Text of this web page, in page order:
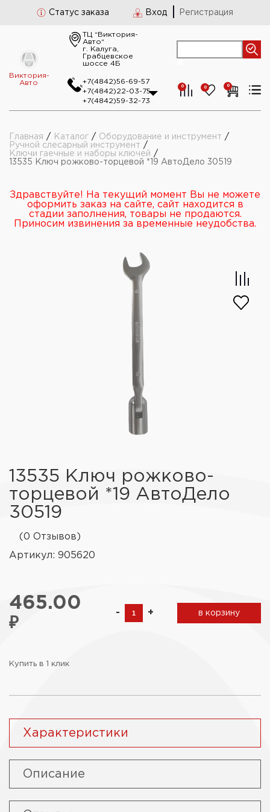
Статус заказа Вход Регистрация
Виктория-
Авто
ТЦ “Виктория-
Авто“
г. Калуга,
Грабцевское
шоссе 4Б
+7(4842)56-69-57
+7(4842)22-03-75
+7(4842)59-32-73
0 0 0
Главная / Каталог / Оборудование и инструмент /
Ручной слесарный инструмент /
Ключи гаечные и наборы ключей /
13535 Ключ рожково-торцевой *19 АвтоДело 30519
Здравствуйте! На текущий момент Вы не можете
оформить заказ на сайте, сайт находится в
стадии заполнения, товары не продаются.
Приносим извинения за временные неудобства.
13535 Ключ рожково-
торцевой *19 АвтоДело
30519
(0 Отзывов)
Артикул: 905620
465.00
₽
- + в корзину
Купить в 1 клик
Характеристики
Описание